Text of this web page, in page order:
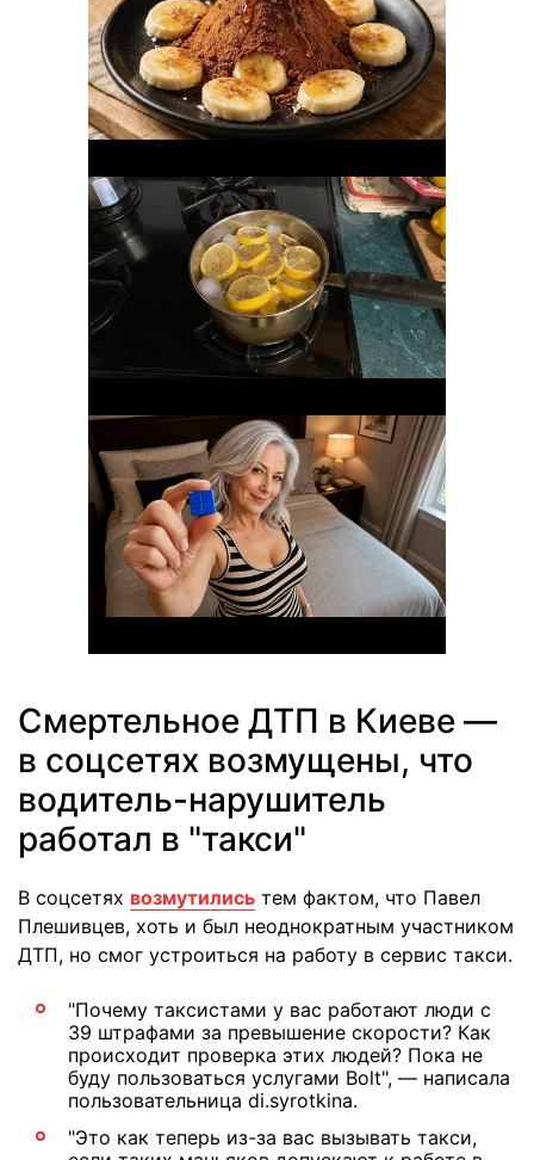
Смертельное ДТП в Киеве —
в соцсетях возмущены, что
водитель-нарушитель
работал в "такси"
В соцсетях возмутились тем фактом, что Павел
Плешивцев, хоть и был неоднократным участником
ДТП, но смог устроиться на работу в сервис такси.
"Почему таксистами у вас работают люди с
39 штрафами за превышение скорости? Как
происходит проверка этих людей? Пока не
буду пользоваться услугами Bolt", — написала
пользовательница di.syrotkina.
"Это как теперь из-за вас вызывать такси,